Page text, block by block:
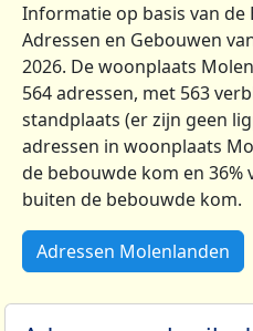
Informatie op basis van de
Adressen en Gebouwen
2026. De woonplaats
564 adressen, met 563
standplaats (er zijn geen
adressen in woonplaats
de bebouwde kom en 36%
buiten de bebouwde kom.
Adressen Molenlanden